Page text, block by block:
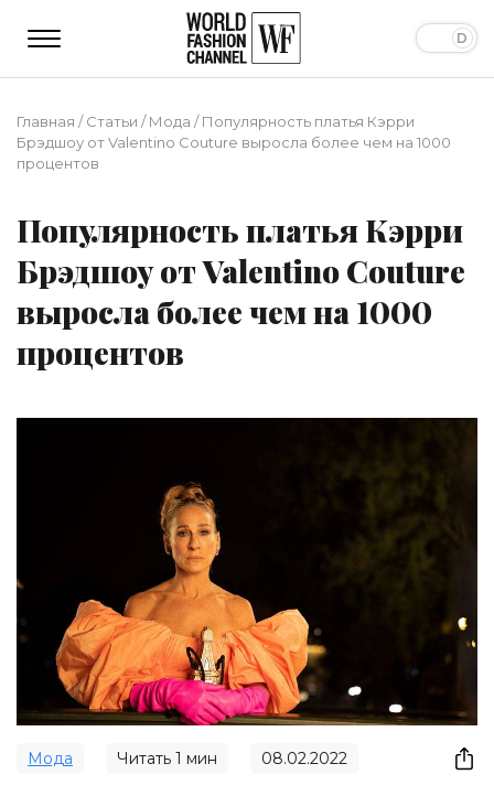
Главная /Статьи /Мода /Популярность платья Кэрри
Брэдшоу от Valentino Couture выросла более чем на 1000
процентов
Популярность платья Кэрри
Брэдшоу от Valentino Couture
выросла более чем на 1000
процентов
Мода Читать 1 мин 08.02.2022